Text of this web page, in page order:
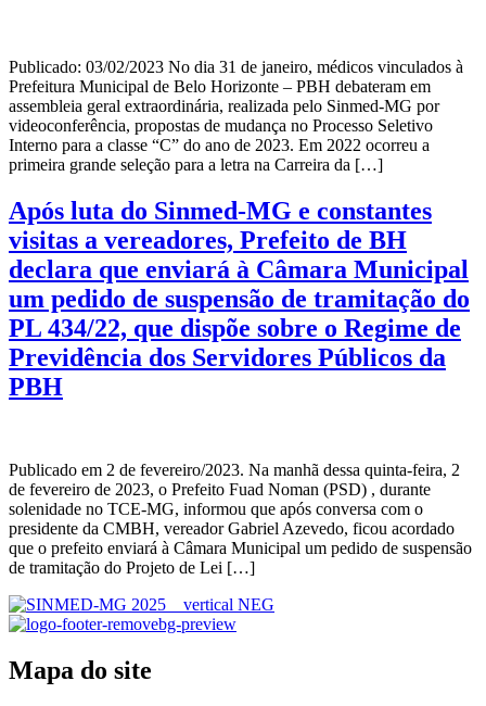
Publicado: 03/02/2023 No dia 31 de janeiro, médicos vinculados à
Prefeitura Municipal de Belo Horizonte – PBH debateram em
assembleia geral extraordinária, realizada pelo Sinmed-MG por
videoconferência, propostas de mudança no Processo Seletivo
Interno para a classe “C” do ano de 2023. Em 2022 ocorreu a
primeira grande seleção para a letra na Carreira da […]
Após luta do Sinmed-MG e constantes
visitas a vereadores, Prefeito de BH
declara que enviará à Câmara Municipal
um pedido de suspensão de tramitação do
PL 434/22, que dispõe sobre o Regime de
Previdência dos Servidores Públicos da
PBH
Publicado em 2 de fevereiro/2023. Na manhã dessa quinta-feira, 2
de fevereiro de 2023, o Prefeito Fuad Noman (PSD) , durante
solenidade no TCE-MG, informou que após conversa com o
presidente da CMBH, vereador Gabriel Azevedo, ficou acordado
que o prefeito enviará à Câmara Municipal um pedido de suspensão
de tramitação do Projeto de Lei […]
Mapa do site